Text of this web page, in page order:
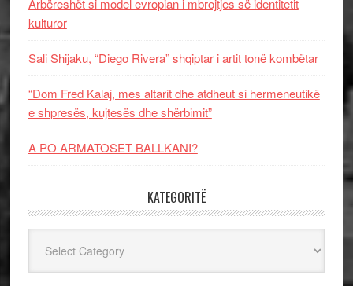
Arbëreshët si model evropian i mbrojtjes së identitetit
kulturor
Sali Shijaku, “Diego Rivera” shqiptar i artit tonë kombëtar
“Dom Fred Kalaj, mes altarit dhe atdheut si hermeneutikë
e shpresës, kujtesës dhe shërbimit”
A PO ARMATOSET BALLKANI?
KATEGORITË